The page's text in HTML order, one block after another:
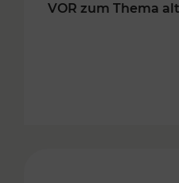
VOR zum Thema